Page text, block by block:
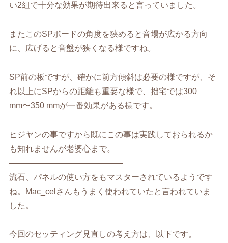
い2組で十分な効果が期待出来ると言っていました。
またこのSPボードの角度を狭めると音場が広かる方向
に、広げると音盤が狭くなる様ですね。
SP前の板ですが、確かに前方傾斜は必要の様ですが、そ
れ以上にSPからの距離も重要な様で、拙宅では300
mm〜350 mmが一番効果がある様です。
ヒジヤンの事ですから既にこの事は実践しておられるか
も知れませんが老婆心まで。
——————————————
流石、パネルの使い方をもマスターされているようです
ね。Mac_celさんもうまく使われていたと言われていま
した。
今回のセッティング見直しの考え方は、以下です。